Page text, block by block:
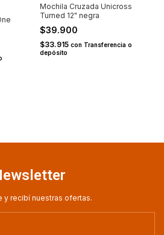
Mochila Cruzada Unicross
Turned 12" negra
$39.900
$33.915 con Transferencia o
depósito
y recibí nuestras ofertas.